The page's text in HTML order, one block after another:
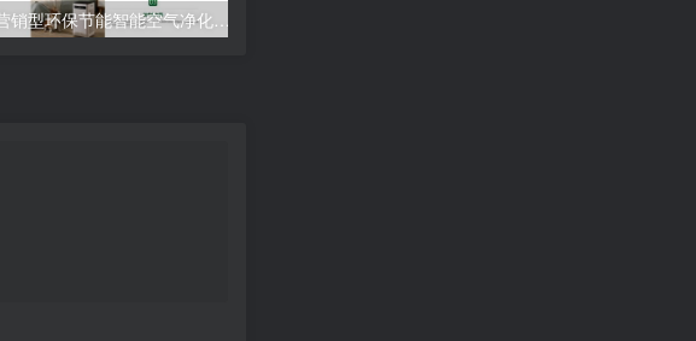
营销型环保节能智能空气净化器网站自适应手机端模板 绿色节能环保企业网站源码下载